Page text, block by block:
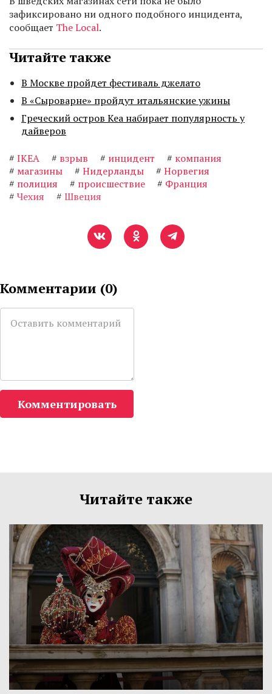
зафиксировано ни одного подобного инцидента,
сообщает The Local.
Читайте также
В Москве пройдет фестиваль джелато
В «Сыроварне» пройдут итальянские ужины
Греческий остров Кеа набирает популярность у
дайверов
# IKEA # взрыв # инцидент # компания
# магазины # Нидерланды # Норвегия
# полиция # происшествие # Франция
# Чехия # Швеция
Комментарии (0)
Комментировать
Читайте также